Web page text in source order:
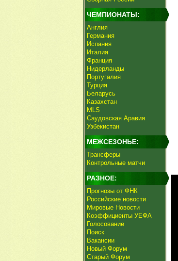
ЧЕМПИОНАТЫ:
Англия
Германия
Испания
Италия
Франция
Нидерланды
Португалия
Турция
Беларусь
Казахстан
MLS
Саудовская Аравия
Узбекистан
МЕЖСЕЗОНЬЕ:
Трансферы
Контрольные матчи
РАЗНОЕ:
Прогнозы от ФНК
Российские новости
Мировые Новости
Коэффициенты УЕФА
Голосование
Поиск
Вакансии
Новый Форум
Старый Форум